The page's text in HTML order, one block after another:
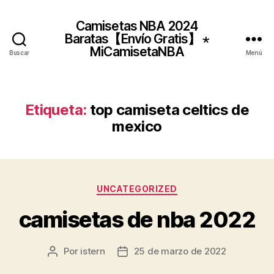
Buscar
Camisetas NBA 2024
Baratas【Envío Gratis】 ⋆
MiCamisetaNBA
Menú
Etiqueta: top camiseta celtics de
mexico
Categorías
UNCATEGORIZED
camisetas de nba 2022
Autor
Por istern
Fecha25 de marzo de 2022